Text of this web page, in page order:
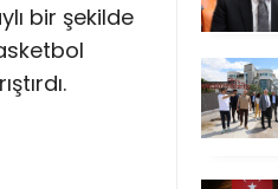
bir şekilde